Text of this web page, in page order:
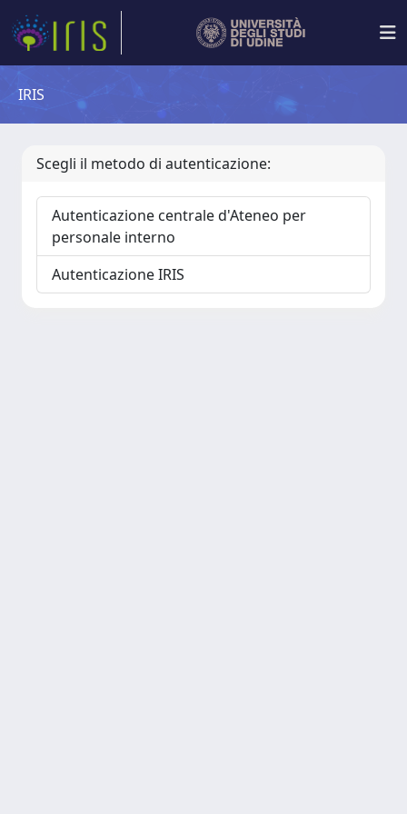
IRIS
Scegli il metodo di autenticazione:
Autenticazione centrale d'Ateneo per
personale interno
Autenticazione IRIS